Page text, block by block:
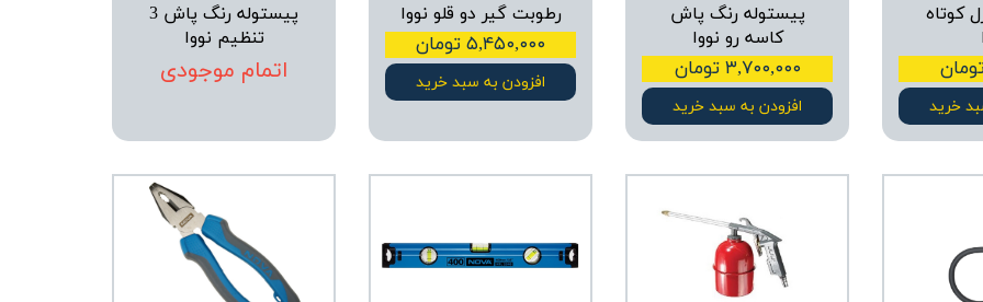
کوتاه
خرید
پیستوله رنگ پاش
کاسه رو نووا
۳,۷۰۰,۰۰۰ تومان
افزودن به سبد خرید
رطوبت گیر دو قلو نووا
۵,۴۵۰,۰۰۰ تومان
افزودن به سبد خرید
پیستوله رنگ پاش 3
تنظیم نووا
اتمام موجودی